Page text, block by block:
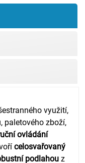
využití,
paletového zboží,
ovládání
celosvařovaný
podlahouz